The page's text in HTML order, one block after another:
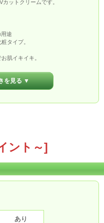
ットクリームです。
途
タイプ。
肌イキイキ。
用しておりません。
を見る ▼
ント～]
あり